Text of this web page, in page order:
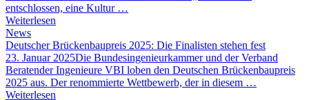
entschlossen, eine Kultur …
Weiterlesen
News
Deutscher Brückenbaupreis 2025: Die Finalisten stehen fest
23. Januar 2025Die Bundesingenieurkammer und der Verband
Beratender Ingenieure VBI loben den Deutschen Brückenbaupreis
2025 aus. Der renommierte Wettbewerb, der in diesem …
Weiterlesen